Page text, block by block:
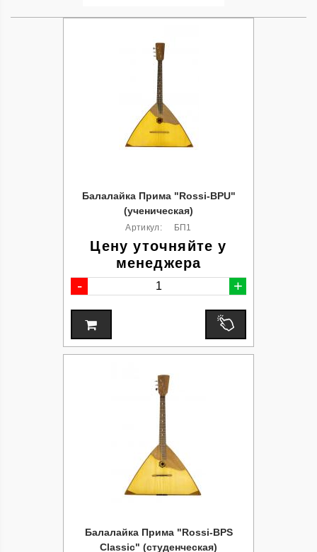
Балалайка Прима "Rossi-BPU"
(ученическая)
Артикул: БП1
Цену уточняйте у
менеджера
+
-
Балалайка Прима "Rossi-BPS
Classic" (студенческая)